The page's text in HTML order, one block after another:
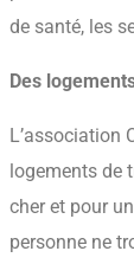
de santé, les
Des
L’association
logements de
cher et pour
personne ne